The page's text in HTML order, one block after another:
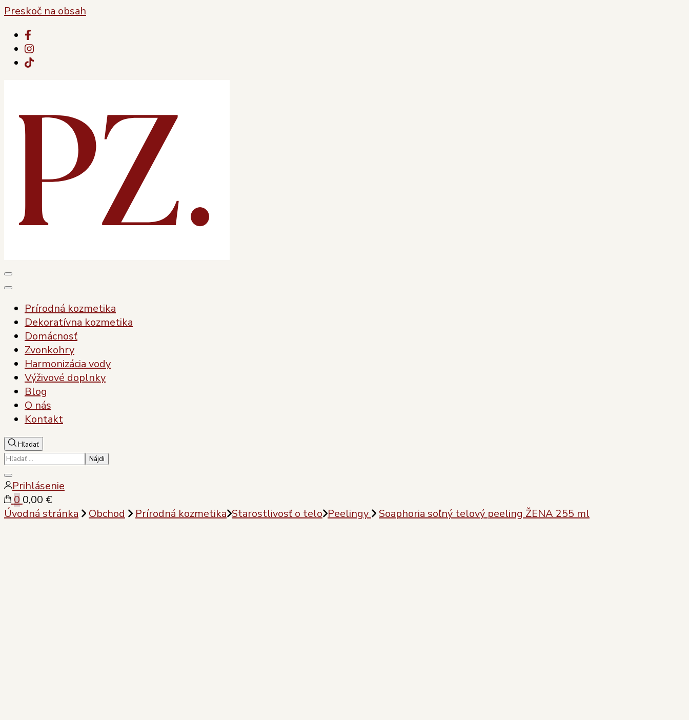
Preskoč na obsah
Prírodná kozmetika
Dekoratívna kozmetika
Domácnosť
Zvonkohry
Harmonizácia vody
Výživové doplnky
Blog
O nás
Kontakt
Hľadať
Hľadať:
Zatvoriť
vyhľadávanie
Prihlásenie
0 0,00 €
Úvodná stránka
Obchod Prírodná kozmetika Starostlivosť o telo Peelingy Soaphoria soľný telový peeling ŽENA 255 ml